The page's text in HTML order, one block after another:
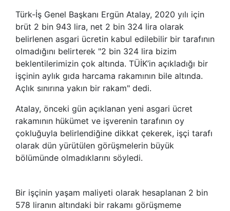
Türk-İş Genel Başkanı Ergün Atalay, 2020 yılı için
brüt 2 bin 943 lira, net 2 bin 324 lira olarak
belirlenen asgari ücretin kabul edilebilir bir tarafının
olmadığını belirterek "2 bin 324 lira bizim
beklentilerimizin çok altında. TÜİK’in açıkladığı bir
işçinin aylık gıda harcama rakamının bile altında.
Açlık sınırına yakın bir rakam" dedi.
Atalay, önceki gün açıklanan yeni asgari ücret
rakamının hükümet ve işverenin tarafının oy
çokluğuyla belirlendiğine dikkat çekerek, işçi tarafı
olarak dün yürütülen görüşmelerin büyük
bölümünde olmadıklarını söyledi.
Bir işçinin yaşam maliyeti olarak hesaplanan 2 bin
578 liranın altındaki bir rakamı görüşmeme